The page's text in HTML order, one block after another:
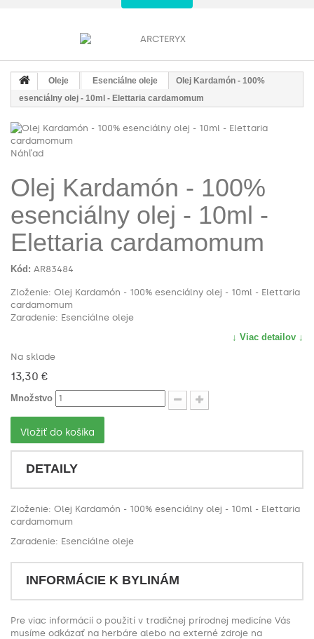
Oleje Esenciálne oleje
Olej Kardamón - 100%
esenciálny olej - 10ml - Elettaria cardamomum
Náhľad
Olej Kardamón - 100%
esenciálny olej - 10ml -
Elettaria cardamomum
Kód: AR83484
Zloženie: Olej Kardamón - 100% esenciálny olej - 10ml - Elettaria
cardamomum
Zaradenie: Esenciálne oleje
↓ Viac detailov ↓
Na sklade
13,30 €
Množstvo
Vložiť do košíka
DETAILY
Zloženie: Olej Kardamón - 100% esenciálny olej - 10ml - Elettaria
cardamomum
Zaradenie: Esenciálne oleje
INFORMÁCIE K BYLINÁM
Pre viac informácií o použití v tradičnej prírodnej medicíne Vás
musíme odkázať na herbáre alebo na externé zdroje na